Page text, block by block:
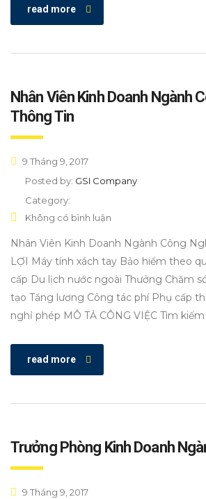
read more
Nhân Viên Kinh Doanh Ngành
Thông Tin
9 Tháng 9, 2017
Posted by: GSI Company
Category:
Không có bình luận
Nhân Viên Kinh Doanh Ngành Công
LỢI Máy tính xách tay Bảo hiểm theo
cấp Du lịch nước ngoài Thưởng Chăm
tạo Tăng lương Công tác phí Phụ cấp
nghỉ phép MÔ TẢ CÔNG VIỆC Tìm kiếm
read more
Trưởng Phòng Kinh Doanh
9 Tháng 9, 2017